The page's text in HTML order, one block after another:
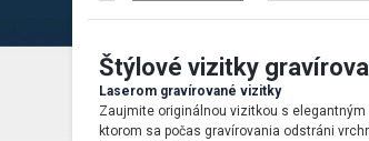
Štýlové vizitky
Laserom gravírované vizitky
Zaujmite originálnou vizitkou s
ktorom sa počas gravírovania odstráni